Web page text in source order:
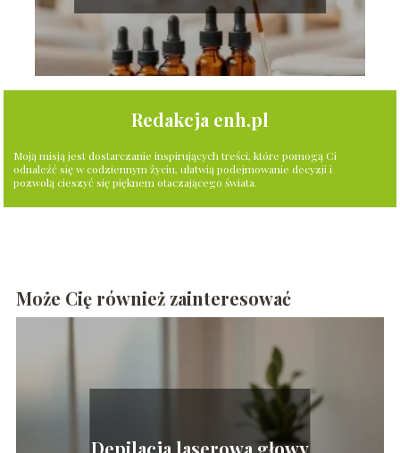
Redakcja enh.pl
Moją misją jest dostarczanie inspirujących treści, które pomogą Ci
odnaleźć się w codziennym życiu, ułatwią podejmowanie decyzji i
pozwolą cieszyć się pięknem otaczającego świata.
Może Cię również zainteresować